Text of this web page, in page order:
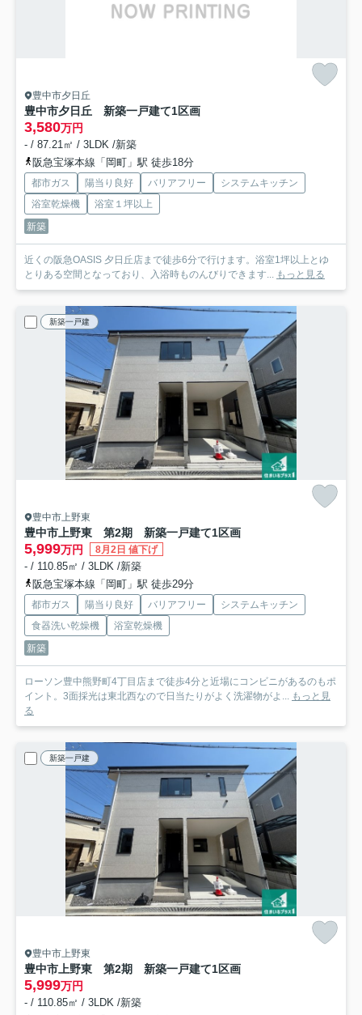
豊中市夕日丘
豊中市夕日丘 新築一戸建て1区画
3,580万円
- / 87.21㎡ / 3LDK /新築
阪急宝塚本線「岡町」駅 徒歩18分
都市ガス 陽当り良好 バリアフリー
システムキッチン
浴室乾燥機
浴室１坪以上
新築
近くの阪急OASIS 夕日丘店まで徒歩6分で行けます。浴室1坪以上とゆ
とりある空間となっており、入浴時ものんびりできます... もっと見る
新築一戸建
豊中市上野東
豊中市上野東 第2期 新築一戸建て1区画
5,999万円 8月2日 値下げ
- / 110.85㎡ / 3LDK /新築
阪急宝塚本線「岡町」駅 徒歩29分
都市ガス 陽当り良好 バリアフリー
システムキッチン
食器洗い乾燥機
浴室乾燥機
新築
ローソン豊中熊野町4丁目店まで徒歩4分と近場にコンビニがあるのもポ
イント。3面採光は東北西なので日当たりがよく洗濯物がよ... もっと見
る
新築一戸建
豊中市上野東
豊中市上野東 第2期 新築一戸建て1区画
5,999万円
- / 110.85㎡ / 3LDK /新築